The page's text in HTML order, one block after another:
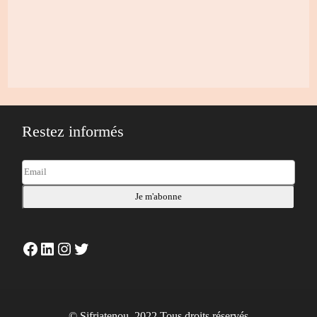
Restez informés
Facebook
LinkedIn
Instagram
Twitter